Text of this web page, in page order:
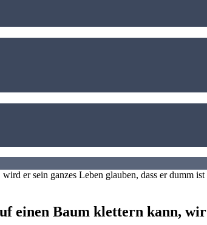
einen Baum klettern kann,